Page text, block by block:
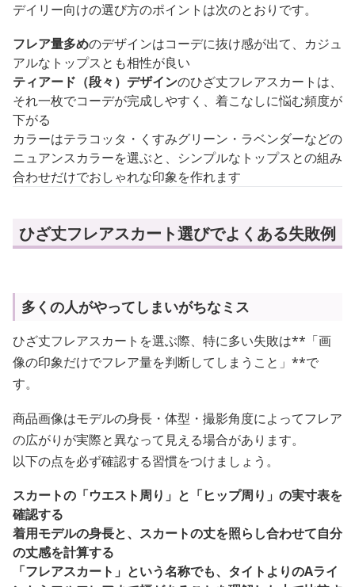
デイリー向けの選び方のポイントは次のとおりです。
フレア量多めのデザインはコーデに抜け感が出て、カジュ
アルなトップスとも相性が良い
ティアード（段々）デザインのひざ丈フレアスカートは、
それ一枚でコーデが完成しやすく、着こなしに悩む頻度が
下がる
カラーはテラコッタ・くすみグリーン・ラベンダーなどの
ニュアンスカラーを選ぶと、シンプルなトップスとの組み
合わせだけでおしゃれな印象を作れます
ひざ丈フレアスカート選びでよくある失敗例
多くの人がやってしまいがちなミス
ひざ丈フレアスカートを選ぶ際、特に多い失敗は**「画
像の印象だけでフレア量を判断してしまうこと」**で
す。
商品画像はモデルの身長・体型・撮影角度によってフレア
の広がりが実際と異なって見える場合があります。
以下の点を必ず確認する習慣をつけましょう。
スカートの「ウエスト周り」と「ヒップ周り」の実寸表を
確認する
着用モデルの身長と、スカートの丈を照らし合わせて自分
の丈感を計算する
「フレアスカート」という名称でも、タイトよりのAライ